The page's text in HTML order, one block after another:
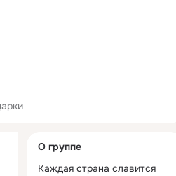
колонка
О группе
Каждая страна славится